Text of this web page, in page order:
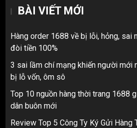
BÀI VIẾT MỚI
Hàng order 1688 về bị lỗi, hỏng, sai
đòi tiền 100%
3 sai lầm chí mạng khiến người mới
bị lỗ vốn, ôm sô
Top 10 nguồn hàng thời trang 1688
dân buôn mới
Review Top 5 Công Ty Ký Gửi Hàng